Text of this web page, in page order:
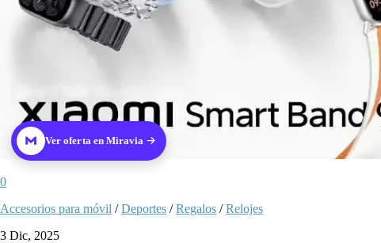
Ver oferta en Miravia
0
Accesorios para móvil /Deportes /Regalos /Relojes
3 Dic, 2025